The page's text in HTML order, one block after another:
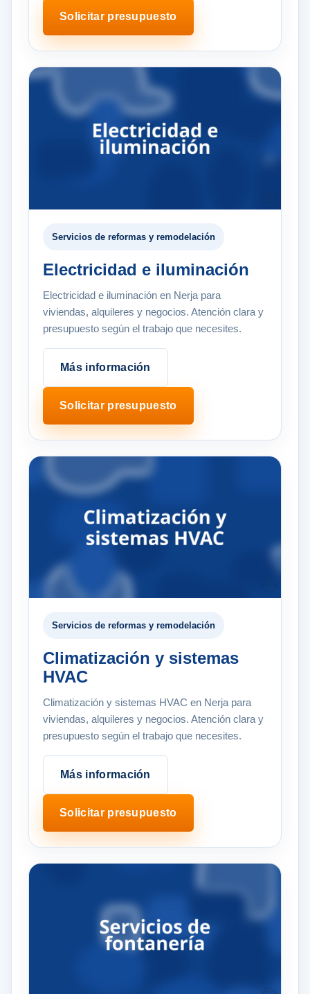
Solicitar presupuesto
Servicios de reformas y remodelación
Electricidad e iluminación
Electricidad e iluminación en Nerja para
viviendas, alquileres y negocios. Atención clara y
presupuesto según el trabajo que necesites.
Más información
Solicitar presupuesto
Servicios de reformas y remodelación
Climatización y sistemas
HVAC
Climatización y sistemas HVAC en Nerja para
viviendas, alquileres y negocios. Atención clara y
presupuesto según el trabajo que necesites.
Más información
Solicitar presupuesto